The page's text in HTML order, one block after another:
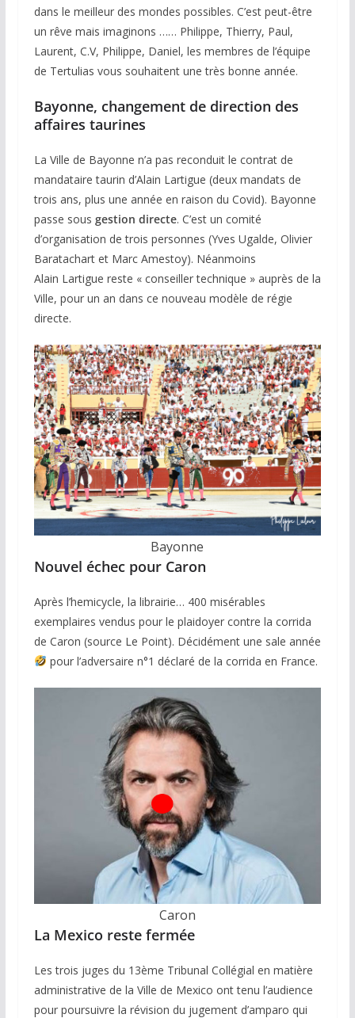
dans le meilleur des mondes possibles. C’est peut-être
un rêve mais imaginons …… Philippe, Thierry, Paul,
Laurent, C.V, Philippe, Daniel, les membres de l’équipe
de Tertulias vous souhaitent une très bonne année.
Bayonne, changement de direction des
affaires taurines
La Ville de Bayonne n’a pas reconduit le contrat de
mandataire taurin d’Alain Lartigue (deux mandats de
trois ans, plus une année en raison du Covid). Bayonne
passe sous gestion directe. C’est un comité
d’organisation de trois personnes (Yves Ugalde, Olivier
Baratachart et Marc Amestoy). Néanmoins
Alain Lartigue reste « conseiller technique » auprès de la
Ville, pour un an dans ce nouveau modèle de régie
directe.
Bayonne
Nouvel échec pour Caron
Après l’hemicycle, la librairie… 400 misérables
exemplaires vendus pour le plaidoyer contre la corrida
de Caron (source Le Point). Décidément une sale année
pour l’adversaire n°1 déclaré de la corrida en France.
Caron
La Mexico reste fermée
Les trois juges du 13ème Tribunal Collégial en matière
administrative de la Ville de Mexico ont tenu l’audience
pour poursuivre la révision du jugement d’amparo qui